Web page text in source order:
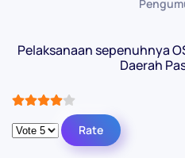
Pelaksanaan sepenuhnya
Daerah
User Rating:
Please Rate